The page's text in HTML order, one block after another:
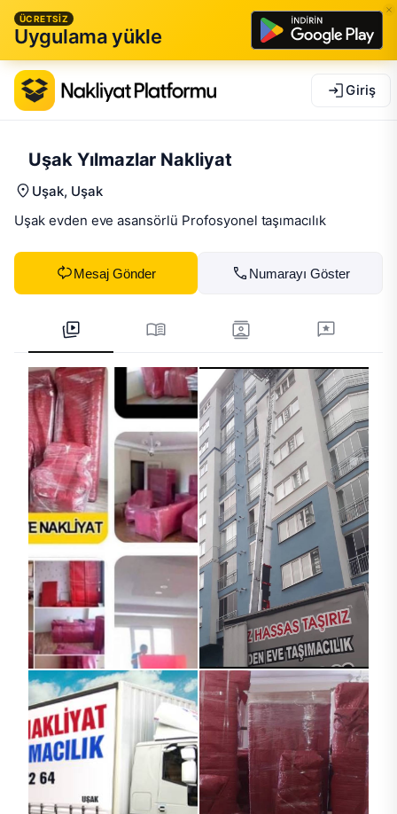
ÜCRETSİZ
Uygulama yükle
Giriş
Uşak Yılmazlar Nakliyat
Uşak, Uşak
Uşak evden eve asansörlü Profosyonel taşımacılık
Mesaj Gönder Numarayı Göster